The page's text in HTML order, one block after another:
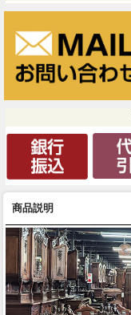
商品説明